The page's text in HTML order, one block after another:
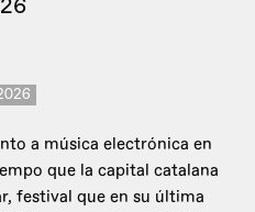
a música electrónica en
que la capital catalana
festival que en su última